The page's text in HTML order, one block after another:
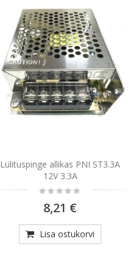
Lülituspinge allikas PNI ST3.3A
12V 3.3A
Rating:
0%
8,21 €
Lisa ostukorvi